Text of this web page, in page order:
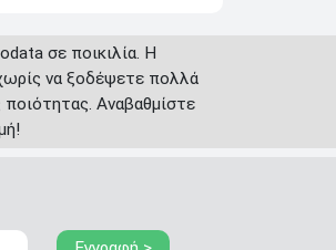
σε ποικιλία. Η
να ξοδέψετε πολλά
Αναβαθμίστε